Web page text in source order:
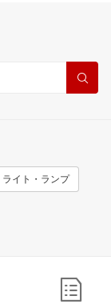
ライト・ランプ